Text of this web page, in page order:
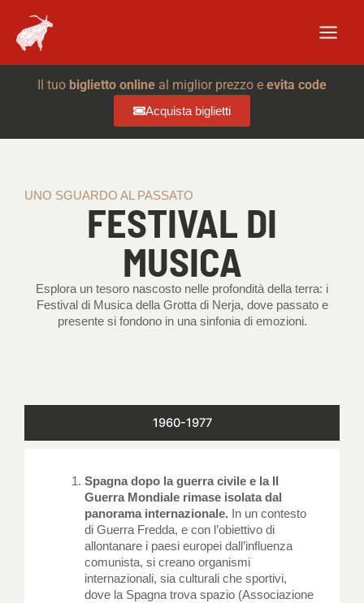
contenuto
Il tuo biglietto online al miglior prezzo e evita code
Acquista biglietti
UNO SGUARDO AL PASSATO
FESTIVAL DI
MUSICA
Esplora un tesoro nascosto nelle profondità della terra: i
Festival di Musica della Grotta di Nerja, dove passato e
presente si fondono in una sinfonia di emozioni.
1960-1977
Spagna dopo la guerra civile e la II
Guerra Mondiale rimase isolata dal
panorama internazionale. In un contesto
di Guerra Fredda, e con l’obiettivo di
allontanare i paesi europei dall’influenza
comunista, si creano organismi
internazionali, sia culturali che sportivi,
dove la Spagna trova spazio (Associazione